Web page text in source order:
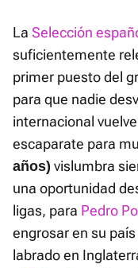
La Selección
suficientemente
primer puesto del
para que nadie
internacional
escaparate para
años) vislumbra
una oportunidad
ligas, para Pedro
engrosar en su
labrado en